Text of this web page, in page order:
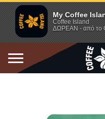
My Coffee
Coffee Island
ΔΩΡΕΑΝ - από το